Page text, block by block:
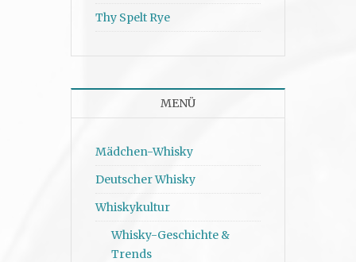
Thy Spelt Rye
MENÜ
Mädchen-Whisky
Deutscher Whisky
Whiskykultur
Whisky-Geschichte &
Trends